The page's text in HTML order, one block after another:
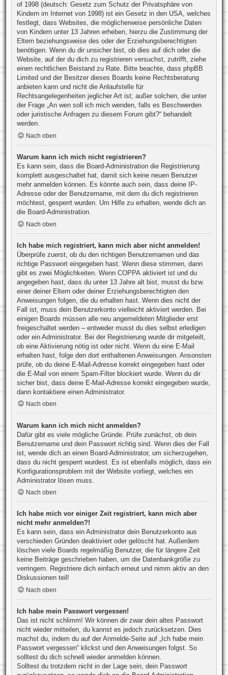
of 1998 (deutsch: Gesetz zum Schutz der Privatsphäre von
Kindern im Internet von 1998) ist ein Gesetz in den USA, welches
festlegt, dass Websites, die möglicherweise persönliche Daten
von Kindern unter 13 Jahren erheben, hierzu die Zustimmung der
Eltern beziehungsweise des oder der Erziehungsberechtigten
benötigen. Wenn du dir unsicher bist, ob dies auf dich oder die
Website, auf der du dich zu registrieren versuchst, zutrifft, ziehe
einen rechtlichen Beistand zu Rate. Bitte beachte, dass phpBB
Limited und der Besitzer dieses Boards keine Rechtsberatung
anbieten kann und nicht die Anlaufstelle für
Rechtsangelegenheiten jeglicher Art ist; außer solchen, die unter
der Frage „An wen soll ich mich wenden, falls es Beschwerden
oder juristische Anfragen zu diesem Forum gibt?“ behandelt
werden.
Nach oben
Warum kann ich mich nicht registrieren?
Es kann sein, dass die Board-Administration die Registrierung
komplett ausgeschaltet hat, damit sich keine neuen Benutzer
mehr anmelden können. Es könnte auch sein, dass deine IP-
Adresse oder der Benutzername, mit dem du dich registrieren
möchtest, gesperrt wurden. Um Hilfe zu erhalten, wende dich an
die Board-Administration.
Nach oben
Ich habe mich registriert, kann mich aber nicht anmelden!
Überprüfe zuerst, ob du den richtigen Benutzernamen und das
richtige Passwort eingegeben hast. Wenn diese stimmen, dann
gibt es zwei Möglichkeiten. Wenn COPPA aktiviert ist und du
angegeben hast, dass du unter 13 Jahre alt bist, musst du bzw.
einer deiner Eltern oder deiner Erziehungsberechtigten den
Anweisungen folgen, die du erhalten hast. Wenn dies nicht der
Fall ist, muss dein Benutzerkonto vielleicht aktiviert werden. Bei
einigen Boards müssen alle neu angemeldeten Mitglieder erst
freigeschaltet werden – entweder musst du dies selbst erledigen
oder ein Administrator. Bei der Registrierung wurde dir mitgeteilt,
ob eine Aktivierung nötig ist oder nicht. Wenn du eine E-Mail
erhalten hast, folge den dort enthaltenen Anweisungen. Ansonsten
prüfe, ob du deine E-Mail-Adresse korrekt eingegeben hast oder
die E-Mail von einem Spam-Filter blockiert wurde. Wenn du dir
sicher bist, dass deine E-Mail-Adresse korrekt eingegeben wurde,
dann kontaktiere einen Administrator.
Nach oben
Warum kann ich mich nicht anmelden?
Dafür gibt es viele mögliche Gründe. Prüfe zunächst, ob dein
Benutzername und dein Passwort richtig sind. Wenn dies der Fall
ist, wende dich an einen Board-Administrator, um sicherzugehen,
dass du nicht gesperrt wurdest. Es ist ebenfalls möglich, dass ein
Konfigurationsproblem mit der Website vorliegt, welches ein
Administrator lösen muss.
Nach oben
Ich habe mich vor einiger Zeit registriert, kann mich aber
nicht mehr anmelden?!
Es kann sein, dass ein Administrator dein Benutzerkonto aus
verschieden Gründen deaktiviert oder gelöscht hat. Außerdem
löschen viele Boards regelmäßig Benutzer, die für längere Zeit
keine Beiträge geschrieben haben, um die Datenbankgröße zu
verringern. Registriere dich einfach erneut und nimm aktiv an den
Diskussionen teil!
Nach oben
Ich habe mein Passwort vergessen!
Das ist nicht schlimm! Wir können dir zwar dein altes Passwort
nicht wieder mitteilen, du kannst es jedoch zurücksetzen. Dies
machst du, indem du auf der Anmelde-Seite auf „Ich habe mein
Passwort vergessen“ klickst und den Anweisungen folgst. So
solltest du dich schnell wieder anmelden können.
Solltest du trotzdem nicht in der Lage sein, dein Passwort